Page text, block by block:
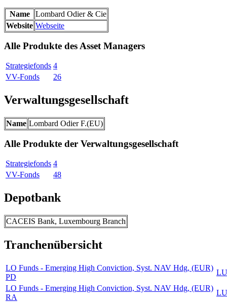
Name
Lombard Odier & Cie
Website Webseite
Alle Produkte des Asset Managers
Strategiefonds 4
VV-Fonds
26
Verwaltungsgesellschaft
Name Lombard Odier F.(EU)
Alle Produkte der Verwaltungsgesellschaft
Strategiefonds 4
VV-Fonds
48
Depotbank
CACEIS Bank, Luxembourg Branch
Tranchenübersicht
LO Funds - Emerging High Conviction, Syst. NAV Hdg, (EUR)
PD
LO Funds - Emerging High Conviction, Syst. NAV Hdg, (EUR)
RA